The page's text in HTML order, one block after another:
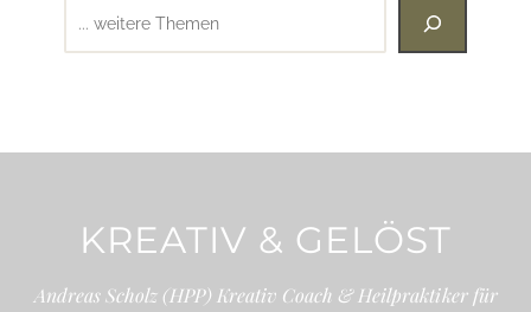
KREATIV & GELÖST
Andreas Scholz (HPP) Kreativ Coach & Heilpraktiker für